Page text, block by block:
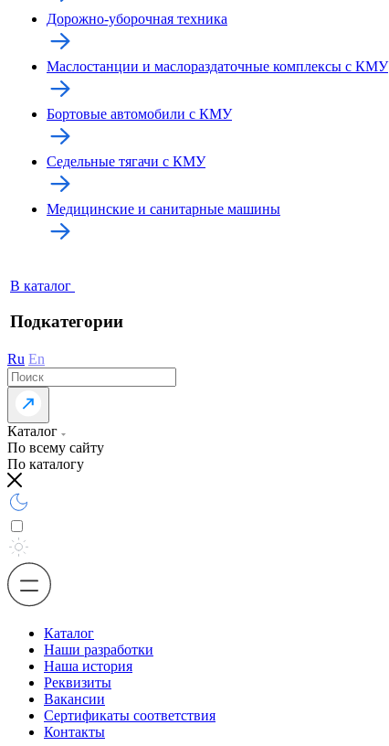
Дорожно-уборочная техника
Маслостанции и маслораздаточные комплексы с КМУ
Бортовые автомобили с КМУ
Седельные тягачи с КМУ
Медицинские и санитарные машины
В каталог
Подкатегории
Ru En
Каталог
По всему сайту
По каталогу
Каталог
Наши разработки
Наша история
Реквизиты
Вакансии
Сертификаты соответствия
Контакты